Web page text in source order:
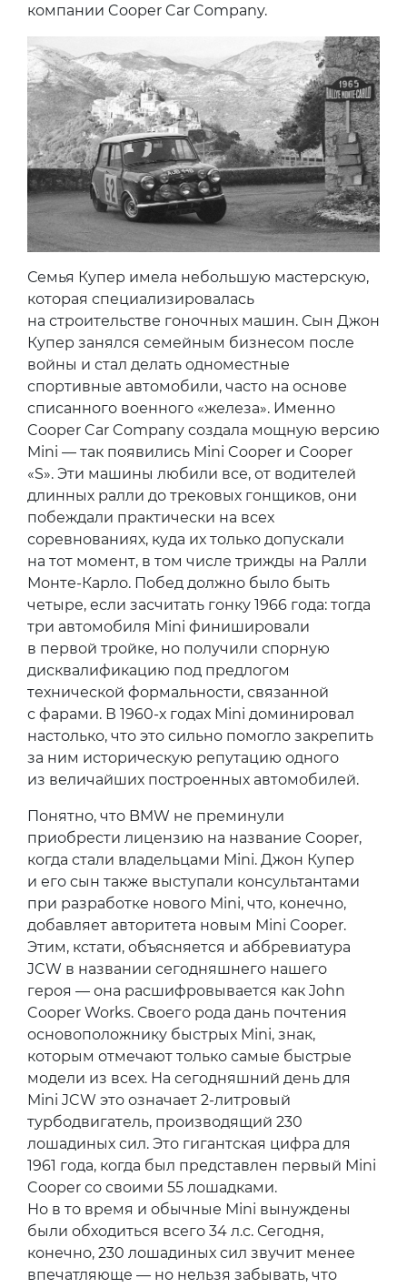
компании Cooper Car Company.
Семья Купер имела небольшую мастерскую,
которая специализировалась
на строительстве гоночных машин. Сын Джон
Купер занялся семейным бизнесом после
войны и стал делать одноместные
спортивные автомобили, часто на основе
списанного военного «железа». Именно
Cooper Car Company создала мощную версию
Mini — так появились Mini Cooper и Cooper
«S». Эти машины любили все, от водителей
длинных ралли до трековых гонщиков, они
побеждали практически на всех
соревнованиях, куда их только допускали
на тот момент, в том числе трижды на Ралли
Монте-Карло. Побед должно было быть
четыре, если засчитать гонку 1966 года: тогда
три автомобиля Mini финишировали
в первой тройке, но получили спорную
дисквалификацию под предлогом
технической формальности, связанной
с фарами. В 1960-х годах Mini доминировал
настолько, что это сильно помогло закрепить
за ним историческую репутацию одного
из величайших построенных автомобилей.
Понятно, что BMW не преминули
приобрести лицензию на название Cooper,
когда стали владельцами Mini. Джон Купер
и его сын также выступали консультантами
при разработке нового Mini, что, конечно,
добавляет авторитета новым Mini Cooper.
Этим, кстати, объясняется и аббревиатура
JCW в названии сегодняшнего нашего
героя — она расшифровывается как John
Cooper Works. Своего рода дань почтения
основоположнику быстрых Mini, знак,
которым отмечают только самые быстрые
модели из всех. На сегодняшний день для
Mini JCW это означает 2-литровый
турбодвигатель, производящий 230
лошадиных сил. Это гигантская цифра для
1961 года, когда был представлен первый Mini
Cooper со своими 55 лошадками.
Но в то время и обычные Mini вынуждены
были обходиться всего 34 л.с. Сегодня,
конечно, 230 лошадиных сил звучит менее
впечатляюще — но нельзя забывать, что